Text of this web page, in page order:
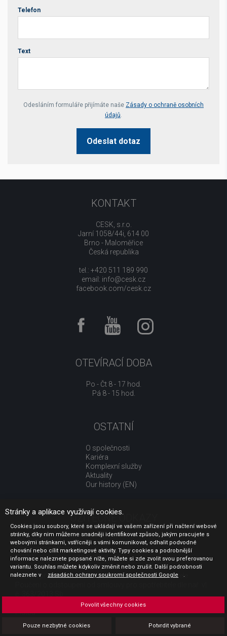
Telefon
Text
Your website *
Odesláním formuláře přijímáte naše Zásady o ochraně osobních
údajů.
Odeslat dotaz
KONTAKT
CESK, s.r.o.
Jarní 1058/44i, 614 00
Brno - Maloměřice
Česká republika
tel.: +420 511 189 990
email: info@cesk.cz
facebook.com/cesk.cz
OTEVÍRACÍ DOBA
Po - Čt 8 - 17 hod.
Pá 8 - 15 hod.
OSTATNÍ
O společnosti
Kariéra
Komplexní služby
Aktuality
Our history (EN)
UŽITEČNÉ ODKAZY
Jak nakupovat
Obchodní podmínky
GDPR - ochrana osobních údajů
Profil zadavatele
Sdělení před uzavřením kupní smlouvy pro spotřebitele
Platba
Povinná publicita
Stránky a aplikace využívají cookies.
Cookies jsou soubory, které se ukládají ve vašem zařízení při načtení webové
stránky, díky nim můžeme snadněji identifikovat způsob, jakým pracujete s
webovými stránkami, vstřícněji s vámi komunikovat, odhalit podvodné
chování nebo cílit marketingové aktivity. Typy cookies a podrobnější
informace naleznete popsané níže, můžete si zde zvolit svou preferovanou
variantu. Souhlas můžete kdykoliv změnit nebo zrušit. Další podrobnosti
naleznete v
zásadách ochrany soukromí společnosti Google .
Pouze nezbytné cookies Potvrdit vybrané
Povolit všechny cookies